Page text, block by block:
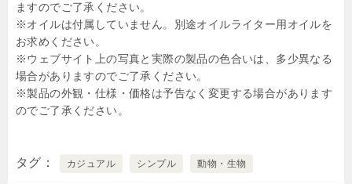
ますのでご了承ください。
※オイルは付属していません。別途オイルライター用オイルを
お求めください。
※ウェブサイト上の写真と実際の製品の色合いは、多少異なる
場合がありますのでご了承ください。
※製品の外観・仕様・価格は予告なく変更する場合があります
のでご了承ください。
タグ カジュアル シンプル 動物・生物